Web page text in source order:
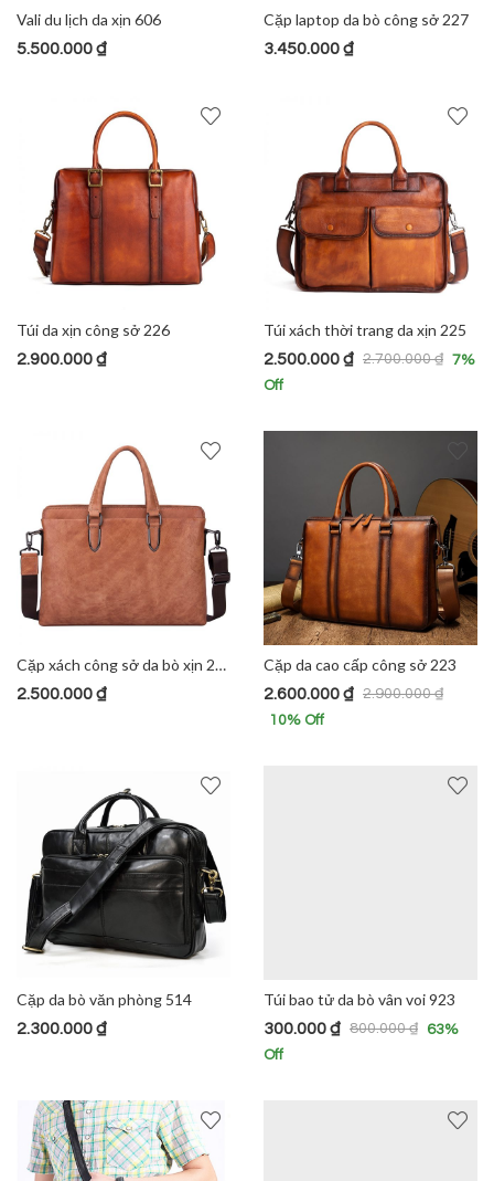
Vali du lịch da xịn 606
5.500.000₫
Cặp laptop da bò công sở 227
3.450.000₫
Túi da xịn công sở 226
2.900.000₫
Túi xách thời trang da xịn 225
2.700.000₫
2.500.000₫ 7%
Off
Cặp xách công sở da bò xịn 224
2.500.000₫
Cặp da cao cấp công sở 223
2.900.000₫
2.600.000₫
10% Off
Cặp da bò văn phòng 514
2.300.000₫
Túi bao tử da bò vân voi 923
800.000₫
300.000₫ 63%
Off